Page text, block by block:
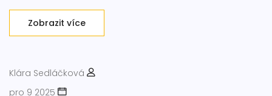
Zobrazit více
Klára Sedláčková
pro 9 2025